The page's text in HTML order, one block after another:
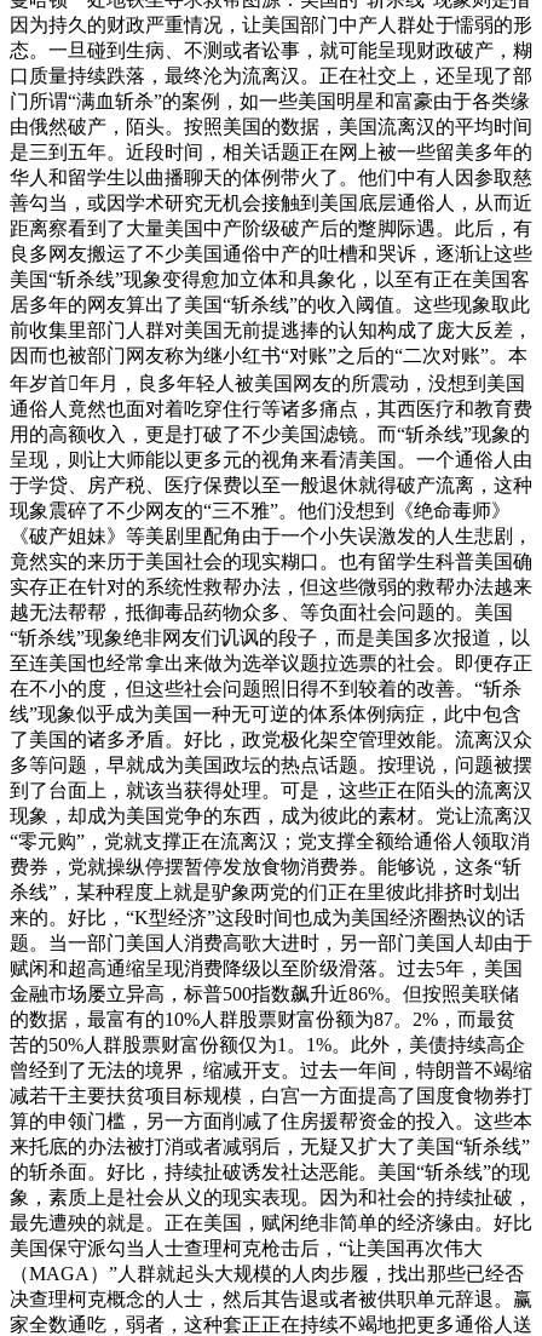
因为持久的财政严重情况，让美国部门中产人群处于懦弱的形
态。一旦碰到生病、不测或者讼事，就可能呈现财政破产，糊
口质量持续跌落，最终沦为流离汉。正在社交上，还呈现了部
门所谓“满血斩杀”的案例，如一些美国明星和富豪由于各类缘
由俄然破产，陌头。按照美国的数据，美国流离汉的平均时间
是三到五年。近段时间，相关话题正在网上被一些留美多年的
华人和留学生以曲播聊天的体例带火了。他们中有人因参取慈
善勾当，或因学术研究无机会接触到美国底层通俗人，从而近
距离察看到了大量美国中产阶级破产后的蹩脚际遇。此后，有
良多网友搬运了不少美国通俗中产的吐槽和哭诉，逐渐让这些
美国“斩杀线”现象变得愈加立体和具象化，以至有正在美国客
居多年的网友算出了美国“斩杀线”的收入阈值。这些现象取此
前收集里部门人群对美国无前提逃捧的认知构成了庞大反差，
因而也被部门网友称为继小红书“对账”之后的“二次对账”。本
年岁首年月，良多年轻人被美国网友的所震动，没想到美国
通俗人竟然也面对着吃穿住行等诸多痛点，其西医疗和教育费
用的高额收入，更是打破了不少美国滤镜。而“斩杀线”现象的
呈现，则让大师能以更多元的视角来看清美国。一个通俗人由
于学贷、房产税、医疗保费以至一般退休就得破产流离，这种
现象震碎了不少网友的“三不雅”。他们没想到《绝命毒师》
《破产姐妹》等美剧里配角由于一个小失误激发的人生悲剧，
竟然实的来历于美国社会的现实糊口。也有留学生科普美国确
实存正在针对的系统性救帮办法，但这些微弱的救帮办法越来
越无法帮帮，抵御毒品药物众多、等负面社会问题的。美国
“斩杀线”现象绝非网友们讥讽的段子，而是美国多次报道，以
至连美国也经常拿出来做为选举议题拉选票的社会。即便存正
在不小的度，但这些社会问题照旧得不到较着的改善。“斩杀
线”现象似乎成为美国一种无可逆的体系体例病症，此中包含
了美国的诸多矛盾。好比，政党极化架空管理效能。流离汉众
多等问题，早就成为美国政坛的热点话题。按理说，问题被摆
到了台面上，就该当获得处理。可是，这些正在陌头的流离汉
现象，却成为美国党争的东西，成为彼此的素材。党让流离汉
“零元购”，党就支撑正在流离汉；党支撑全额给通俗人领取消
费券，党就操纵停摆暂停发放食物消费券。能够说，这条“斩
杀线”，某种程度上就是驴象两党的们正在里彼此排挤时划出
来的。好比，“K型经济”这段时间也成为美国经济圈热议的话
题。当一部门美国人消费高歌大进时，另一部门美国人却由于
赋闲和超高通缩呈现消费降级以至阶级滑落。过去5年，美国
金融市场屡立异高，标普500指数飙升近86%。但按照美联储
的数据，最富有的10%人群股票财富份额为87。2%，而最贫
苦的50%人群股票财富份额仅为1。1%。此外，美债持续高企
曾经到了无法的境界，缩减开支。过去一年间，特朗普不竭缩
减若干主要扶贫项目标规模，白宫一方面提高了国度食物券打
算的申领门槛，另一方面削减了住房援帮资金的投入。这些本
来托底的办法被打消或者减弱后，无疑又扩大了美国“斩杀线”
的斩杀面。好比，持续扯破诱发社达恶能。美国“斩杀线”的现
象，素质上是社会从义的现实表现。因为和社会的持续扯破，
最先遭殃的就是。正在美国，赋闲绝非简单的经济缘由。好比
美国保守派勾当人士查理柯克枪击后，“让美国再次伟大
（MAGA）”人群就起头大规模的人肉步履，找出那些已经否
决查理柯克概念的人士，然后其告退或者被供职单元辞退。赢
家全数通吃，弱者，这种套正正在持续不竭地把更多通俗人送